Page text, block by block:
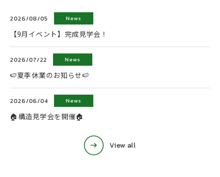
2026/08/05 News
【9月イベント】完成見学会！
2026/07/22 News
🍉夏季休業のお知らせ🍉
2026/06/04 News
🏠構造見学会を開催🏠
View all